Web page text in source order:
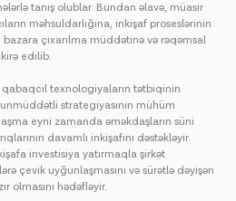
tanış olublar. Bundan əlavə, müasir
məhsuldarlığına, inkişaf proseslərinin
çıxarılma müddətinə və rəqəmsal
edilib.
texnologiyaların tətbiqinin
strategiyasının mühüm
eyni zamanda əməkdaşların süni
davamlı inkişafını dəstəkləyir.
investisiya yatırmaqla şirkət
çevik uyğunlaşmasını və sürətlə dəyişən
olmasını hədəfləyir.